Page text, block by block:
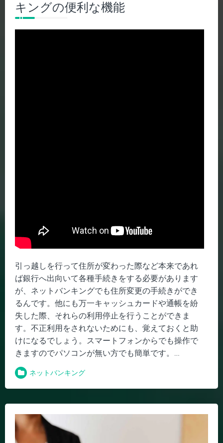
キングの便利な機能
引っ越しを行って住所が変わった際など本来であれ
ば銀行へ出向いて各種手続きをする必要があります
が、ネットバンキングでも住所変更の手続きができ
るんです。他にも万一キャッシュカードや通帳を紛
失した際、それらの利用停止を行うことができま
す。不正利用をされないためにも、覚えておくと助
けになるでしょう。スマートフォンからでも操作で
きますのでパソコンが無い方でも簡単です。 …
ネットバンキング